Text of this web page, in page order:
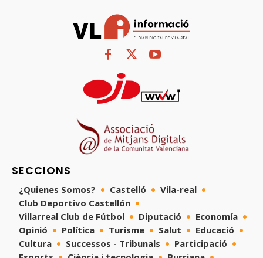
SECCIONS
¿Quienes Somos? Castelló
Vila-real
Club Deportivo Castellón
Villarreal Club de Fútbol
Diputació
Economía
Opinió
Política Turisme Salut
Educació
Cultura
Successos - Tribunals
Participació